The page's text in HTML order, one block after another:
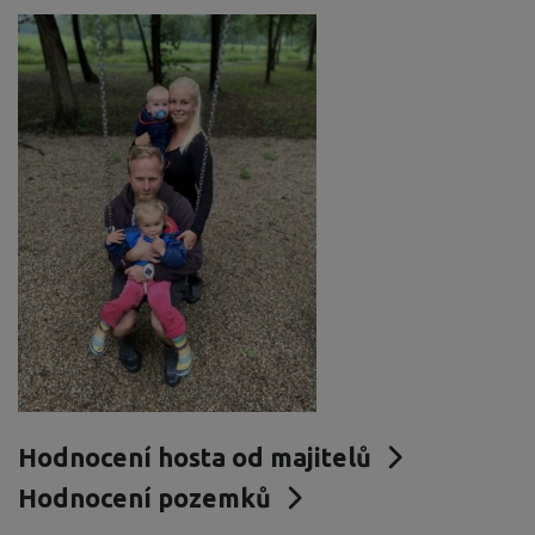
Hodnocení hosta od majitelů
Hodnocení pozemků